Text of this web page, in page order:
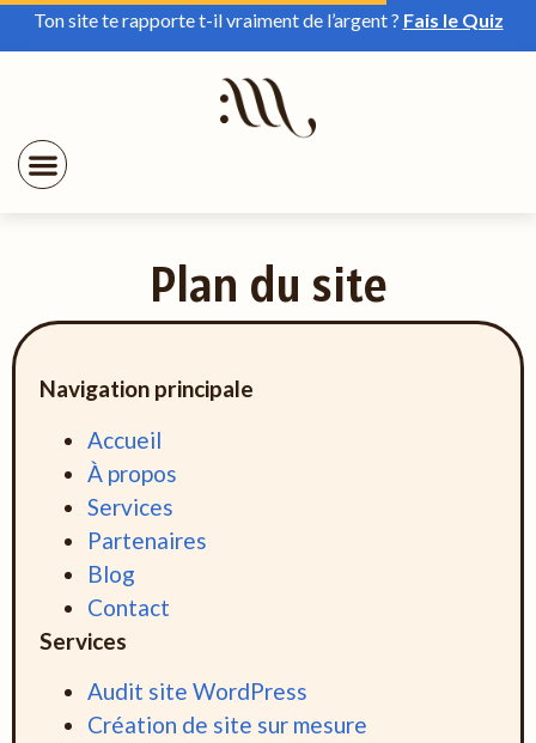
Ton site te rapporte t-il vraiment de l’argent ? Fais le Quiz
Plan du site
Navigation principale
Accueil
À propos
Services
Partenaires
Blog
Contact
Services
Audit site WordPress
Création de site sur mesure